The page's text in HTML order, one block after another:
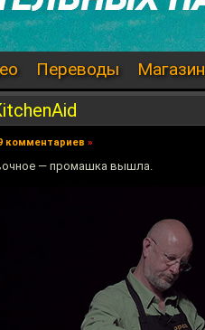
Переводы Магазин
комментариев »
— промашка вышла.